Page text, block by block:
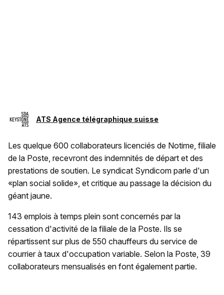
ATS Agence télégraphique suisse
Les quelque 600 collaborateurs licenciés de Notime, filiale
de la Poste, recevront des indemnités de départ et des
prestations de soutien. Le syndicat Syndicom parle d'un
«plan social solide», et critique au passage la décision du
géant jaune.
143 emplois à temps plein sont concernés par la
cessation d'activité de la filiale de la Poste. Ils se
répartissent sur plus de 550 chauffeurs du service de
courrier à taux d'occupation variable. Selon la Poste, 39
collaborateurs mensualisés en font également partie.